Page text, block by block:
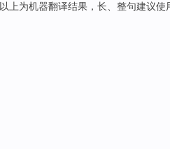
以上为机器翻译结果，长、整句建议使